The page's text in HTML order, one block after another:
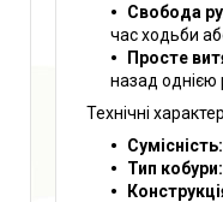
Свобода
час ходьби
Просте
назад однією
Технічні
Сумісність:
Тип кобури: